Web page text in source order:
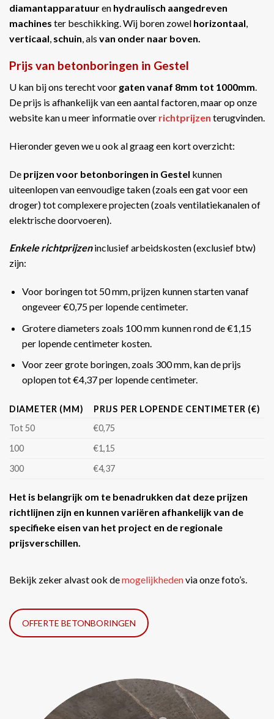
diamantapparatuuren hydraulisch aangedreven
machines ter beschikking. Wij boren zowel horizontaal
verticaal schuin , als van onder naar boven.
Prijs van betonboringen in Gestel
U kan bij ons terecht voor gaten vanaf 8mm tot 1000mm.
De prijs is afhankelijk van een aantal factoren, maar op onze
website kan u meer informatie over richtprijzen terugvinden.
Hieronder geven we u ook al graag een kort overzicht:
De prijzen voor betonboringen in Gestel kunnen
uiteenlopen van eenvoudige taken (zoals een gat voor een
droger) tot complexere projecten (zoals ventilatiekanalen of
elektrische doorvoeren).
Enkele richtprijzeninclusief arbeidskosten (exclusief btw)
zijn:
Voor boringen tot 50 mm, prijzen kunnen starten vanaf
ongeveer €0,75 per lopende centimeter.
Grotere diameters zoals 100 mm kunnen rond de €1,15
per lopende centimeter kosten.
Voor zeer grote boringen, zoals 300 mm, kan de prijs
oplopen tot €4,37 per lopende centimeter​​.
DIAMETER (MM)
PRIJS PER LOPENDE CENTIMETER (€)
Tot 50
€0,75
100
€1,15
300
€4,37
Het is belangrijk om te benadrukken dat deze prijzen
richtlijnen zijn en kunnen variëren afhankelijk van de
specifieke eisen van het project en de regionale
prijsverschillen.
Bekijk zeker alvast ook demogelijkhedenvia onze foto’s.
OFFERTE BETONBORINGEN